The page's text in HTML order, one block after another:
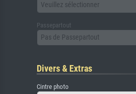
Veuillez sélectionner
Passepartout
Pas de Passepartout
Divers & Extras
Cintre photo